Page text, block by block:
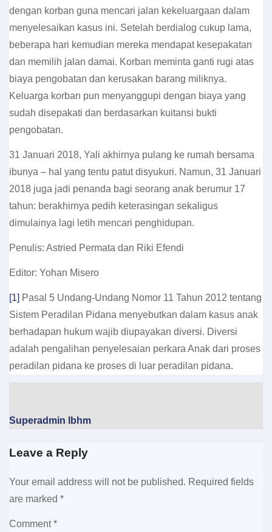
dengan korban guna mencari jalan kekeluargaan dalam
menyelesaikan kasus ini. Setelah berdialog cukup lama,
beberapa hari kemudian mereka mendapat kesepakatan
dan memilih jalan damai. Korban meminta ganti rugi atas
biaya pengobatan dan kerusakan barang miliknya.
Keluarga korban pun menyanggupi dengan biaya yang
sudah disepakati dan berdasarkan kuitansi bukti
pengobatan.
31 Januari 2018, Yali akhirnya pulang ke rumah bersama
ibunya – hal yang tentu patut disyukuri. Namun, 31 Januari
2018 juga jadi penanda bagi seorang anak berumur 17
tahun: berakhirnya pedih keterasingan sekaligus
dimulainya lagi letih mencari penghidupan.
Penulis: Astried Permata dan Riki Efendi
Editor: Yohan Misero
[1] Pasal 5 Undang-Undang Nomor 11 Tahun 2012 tentang
Sistem Peradilan Pidana menyebutkan dalam kasus anak
berhadapan hukum wajib diupayakan diversi. Diversi
adalah pengalihan penyelesaian perkara Anak dari proses
peradilan pidana ke proses di luar peradilan pidana.
Superadmin lbhm
Leave a Reply
Your email address will not be published. Required fields
are marked *
Comment*